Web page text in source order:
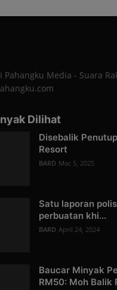
Pahangku Media - Suara
Dilihat
Disebalik
Resort
BARD Mac 5, 2025
Satu laporan
perbuatan khi...
BARD April 24, 2024
Baucar Minyak
RM50: Moh Balik